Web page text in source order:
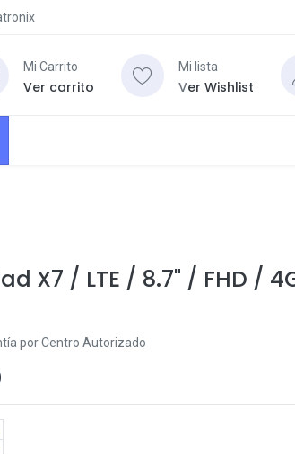
Mi Carrito
Ver carrito
Mi lista
Ver Wishlist
X7 / LTE / 8.7" / FHD /
por Centro Autorizado